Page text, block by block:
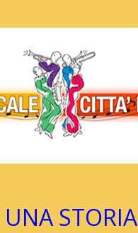
STORIA